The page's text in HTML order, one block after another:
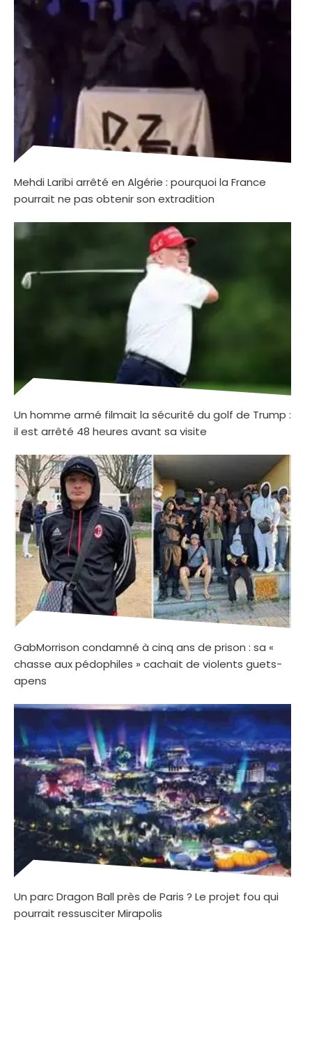
Mehdi Laribi arrêté en Algérie : pourquoi la France
pourrait ne pas obtenir son extradition
Un homme armé filmait la sécurité du golf de Trump :
il est arrêté 48 heures avant sa visite
GabMorrison condamné à cinq ans de prison : sa «
chasse aux pédophiles » cachait de violents guets-
apens
Un parc Dragon Ball près de Paris ? Le projet fou qui
pourrait ressusciter Mirapolis